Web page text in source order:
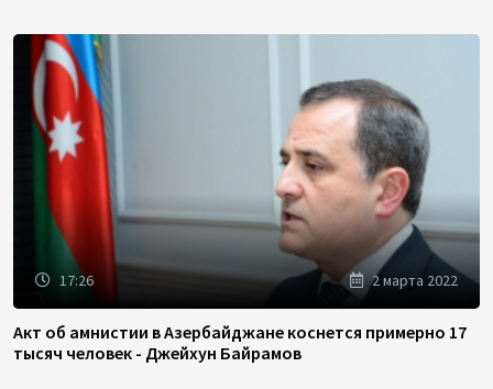
17:26 2 марта 2022
Акт об амнистии в Азербайджане коснется примерно 17
тысяч человек - Джейхун Байрамов